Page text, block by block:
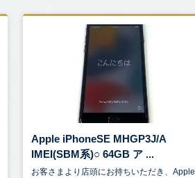
Apple iPhoneSE MHGP3J/A
IMEI(SBM系)○ 64GB ア ...
お客さまより店頭にお持ちいただき、Apple